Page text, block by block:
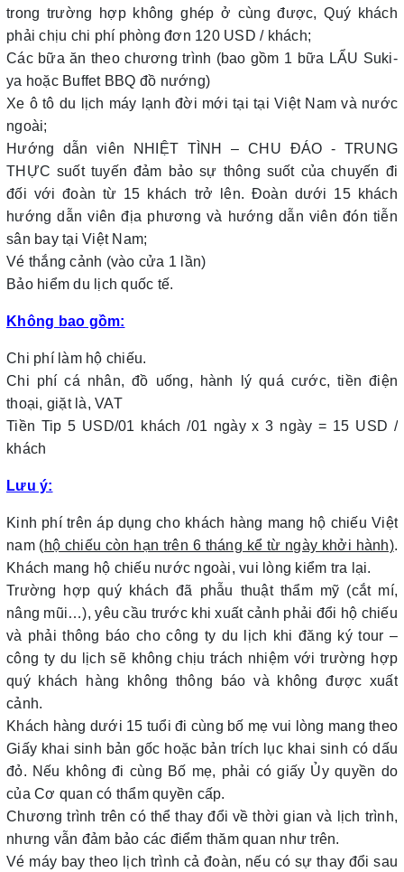
trong trường hợp không ghép ở cùng được, Quý khách
phải chịu chi phí phòng đơn 120 USD / khách;
Các bữa ăn theo chương trình (bao gồm 1 bữa LẨU Suki-
ya hoặc Buffet BBQ đồ nướng)
Xe ô tô du lịch máy lạnh đời mới tại tại Việt Nam và nước
ngoài;
Hướng dẫn viên NHIỆT TÌNH – CHU ĐÁO - TRUNG
THỰC suốt tuyến đảm bảo sự thông suốt của chuyến đi
đối với đoàn từ 15 khách trở lên. Đoàn dưới 15 khách
hướng dẫn viên địa phương và hướng dẫn viên đón tiễn
sân bay tại Việt Nam;
Vé thắng cảnh (vào cửa 1 lần)
Bảo hiểm du lịch quốc tế.
Không bao gồm:
Chi phí làm hộ chiếu.
Chi phí cá nhân, đồ uống, hành lý quá cước, tiền điện
thoại, giặt là, VAT
Tiền Tip 5 USD/01 khách /01 ngày x 3 ngày = 15 USD /
khách
Lưu ý:
Kinh phí trên áp dụng cho khách hàng mang hộ chiếu Việt
nam (hộ chiếu còn hạn trên 6 tháng kể từ ngày khởi hành).
Khách mang hộ chiếu nước ngoài, vui lòng kiểm tra lại.
Trường hợp quý khách đã phẫu thuật thẩm mỹ (cắt mí,
nâng mũi…), yêu cầu trước khi xuất cảnh phải đổi hộ chiếu
và phải thông báo cho công ty du lịch khi đăng ký tour –
công ty du lịch sẽ không chịu trách nhiệm với trường hợp
quý khách hàng không thông báo và không được xuất
cảnh.
Khách hàng dưới 15 tuổi đi cùng bố mẹ vui lòng mang theo
Giấy khai sinh bản gốc hoặc bản trích lục khai sinh có dấu
đỏ. Nếu không đi cùng Bố mẹ, phải có giấy Ủy quyền do
của Cơ quan có thẩm quyền cấp.
Chương trình trên có thể thay đổi về thời gian và lịch trình,
nhưng vẫn đảm bảo các điểm thăm quan như trên.
Vé máy bay theo lịch trình cả đoàn, nếu có sự thay đổi sau